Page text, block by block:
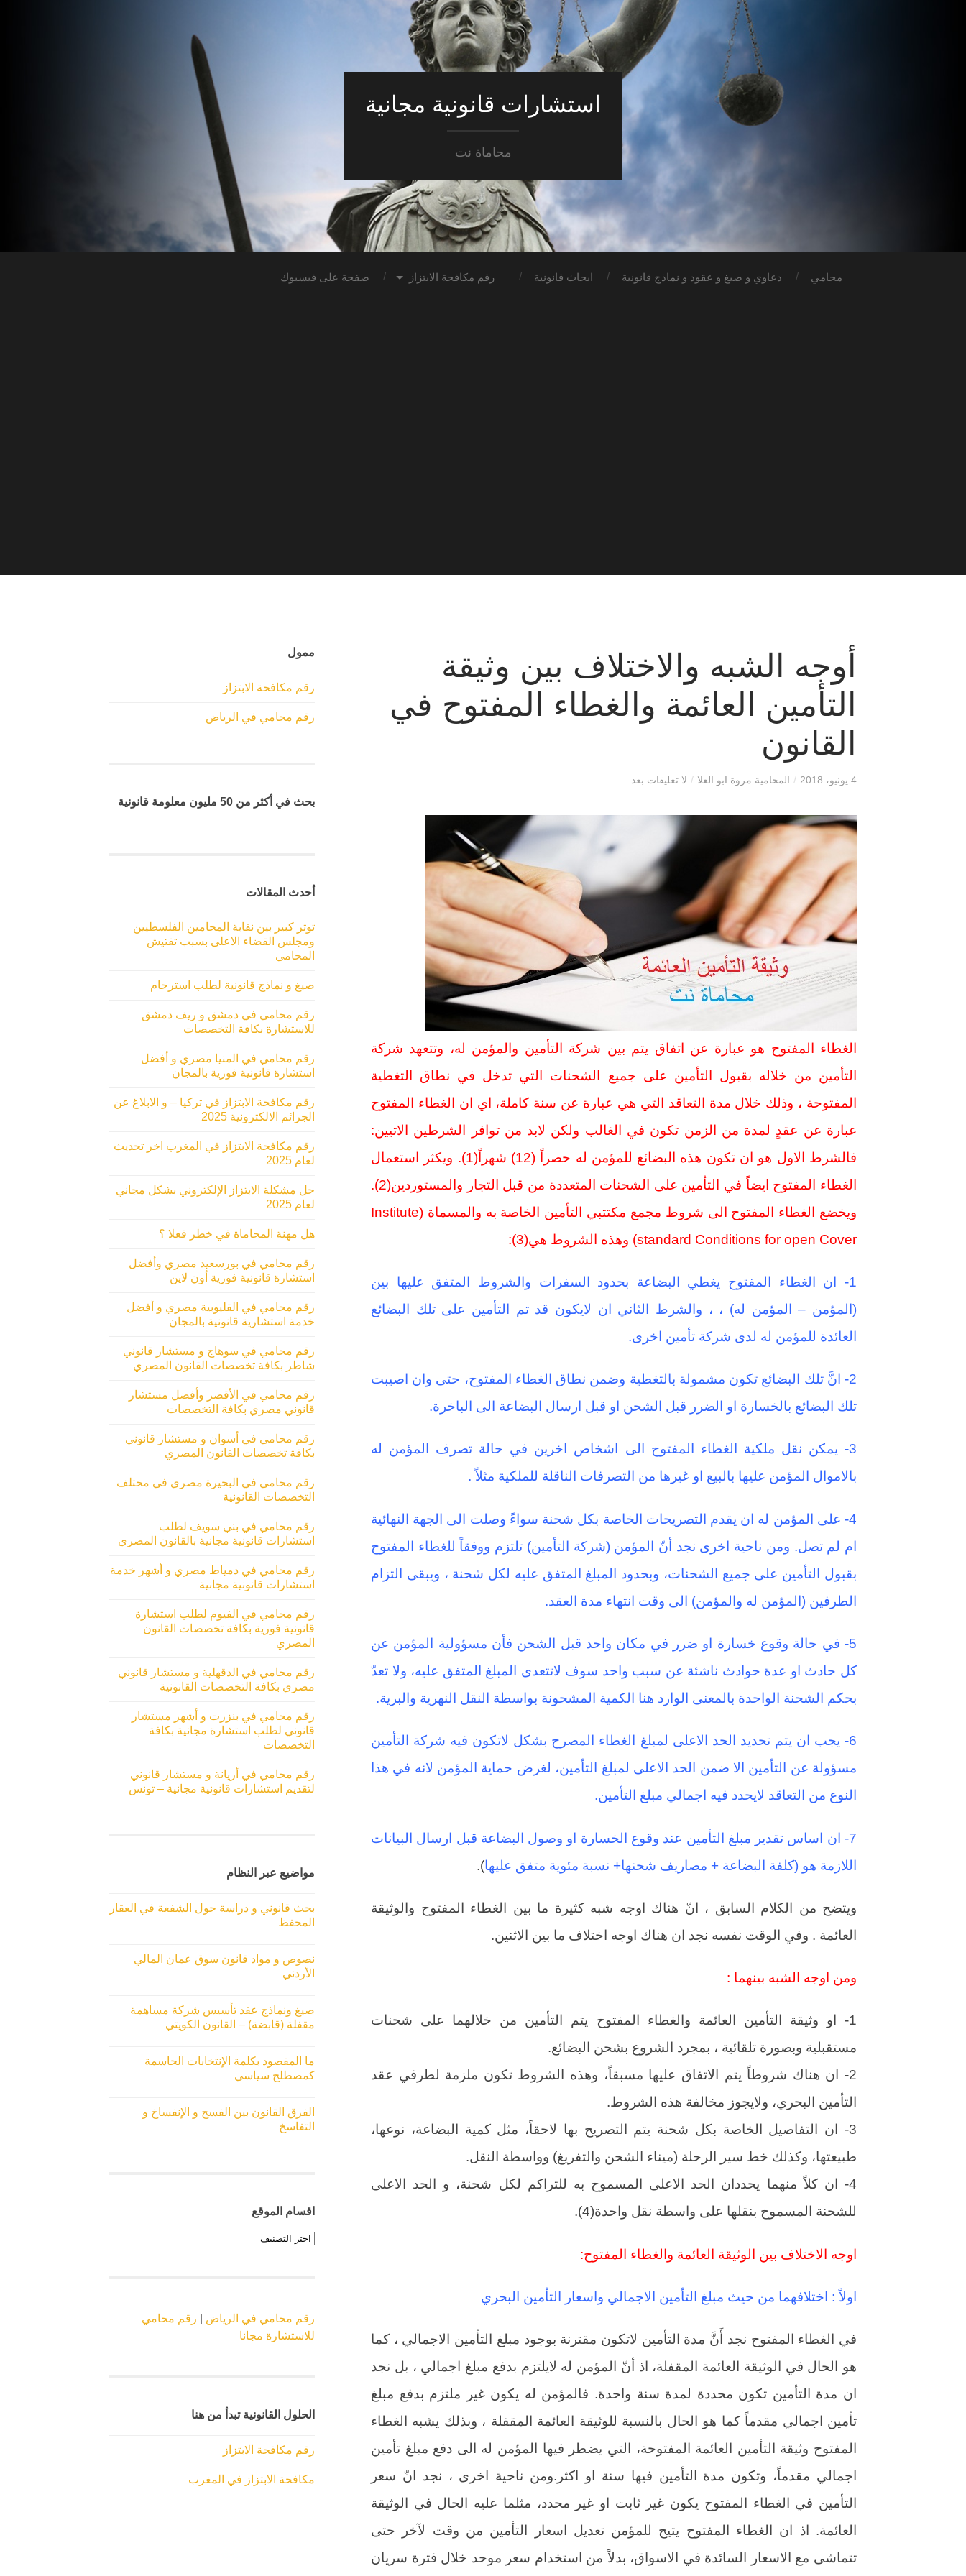
استشارات قانونية مجانية
محاماة نت
محامي دعاوي و صيغ و عقود و نماذج قانونية ابحاث قانونية رقم مكافحة الابتزاز صفحة على فيسبوك
أوجه الشبه والاختلاف بين وثيقة
التأمين العائمة والغطاء المفتوح في
القانون
4 يونيو، 2018 / المحامية مروة ابو العلا / لا تعليقات بعد
الغطاء المفتوح هو عبارة عن اتفاق يتم بين شركة التأمين والمؤمن له، وتتعهد شركة
التأمين من خلاله بقبول التأمين على جميع الشحنات التي تدخل في نطاق التغطية
المفتوحة ، وذلك خلال مدة التعاقد التي هي عبارة عن سنة كاملة، اي ان الغطاء المفتوح
عبارة عن عقدٍ لمدة من الزمن تكون في الغالب ولكن لابد من توافر الشرطين الاتيين:
فالشرط الاول هو ان تكون هذه البضائع للمؤمن له حصراً (12) شهراً(1). ويكثر استعمال
الغطاء المفتوح ايضاً في التأمين على الشحنات المتعددة من قبل التجار والمستوردين(2).
ويخضع الغطاء المفتوح الى شروط مجمع مكتتبي التأمين الخاصة به والمسماة (Institute
standard Conditions for open Cover) وهذه الشروط هي(3):
1- ان الغطاء المفتوح يغطي البضاعة بحدود السفرات والشروط المتفق عليها بين
(المؤمن – المؤمن له) ، ، والشرط الثاني ان لايكون قد تم التأمين على تلك البضائع
العائدة للمؤمن له لدى شركة تأمين اخرى.
2- انَّ تلك البضائع تكون مشمولة بالتغطية وضمن نطاق الغطاء المفتوح، حتى وان اصيبت
تلك البضائع بالخسارة او الضرر قبل الشحن او قبل ارسال البضاعة الى الباخرة.
3- يمكن نقل ملكية الغطاء المفتوح الى اشخاص اخرين في حالة تصرف المؤمن له
بالاموال المؤمن عليها بالبيع او غيرها من التصرفات الناقلة للملكية مثلاً .
4- على المؤمن له ان يقدم التصريحات الخاصة بكل شحنة سواءً وصلت الى الجهة النهائية
ام لم تصل. ومن ناحية اخرى نجد أنّ المؤمن (شركة التأمين) تلتزم ووفقاً للغطاء المفتوح
بقبول التأمين على جميع الشحنات، وبحدود المبلغ المتفق عليه لكل شحنة ، ويبقى التزام
الطرفين (المؤمن له والمؤمن) الى وقت انتهاء مدة العقد.
5- في حالة وقوع خسارة او ضرر في مكان واحد قبل الشحن فأن مسؤولية المؤمن عن
كل حادث او عدة حوادث ناشئة عن سبب واحد سوف لاتتعدى المبلغ المتفق عليه، ولا تعدّ
بحكم الشحنة الواحدة بالمعنى الوارد هنا الكمية المشحونة بواسطة النقل النهرية والبرية.
6- يجب ان يتم تحديد الحد الاعلى لمبلغ الغطاء المصرح بشكل لاتكون فيه شركة التأمين
مسؤولة عن التأمين الا ضمن الحد الاعلى لمبلغ التأمين، لغرض حماية المؤمن لانه في هذا
النوع من التعاقد لايحدد فيه اجمالي مبلغ التأمين.
7- ان اساس تقدير مبلغ التأمين عند وقوع الخسارة او وصول البضاعة قبل ارسال البيانات
اللازمة هو (كلفة البضاعة + مصاريف شحنها+ نسبة مئوية متفق عليها)
.
ويتضح من الكلام السابق ، انّ هناك اوجه شبه كثيرة ما بين الغطاء المفتوح والوثيقة
العائمة . وفي الوقت نفسه نجد ان هناك اوجه اختلاف ما بين الاثنين.
ومن اوجه الشبه بينهما :
1- او وثيقة التأمين العائمة والغطاء المفتوح يتم التأمين من خلالهما على شحنات
مستقبلية وبصورة تلقائية ، بمجرد الشروع بشحن البضائع.
2- ان هناك شروطاً يتم الاتفاق عليها مسبقاً، وهذه الشروط تكون ملزمة لطرفي عقد
التأمين البحري، ولايجوز مخالفة هذه الشروط.
3- ان التفاصيل الخاصة بكل شحنة يتم التصريح بها لاحقاً، مثل كمية البضاعة، نوعها،
طبيعتها، وكذلك خط سير الرحلة (ميناء الشحن والتفريغ) وواسطة النقل.
4- ان كلاً منهما يحددان الحد الاعلى المسموح به للتراكم لكل شحنة، و الحد الاعلى
للشحنة المسموح بنقلها على واسطة نقل واحدة(4).
اوجه الاختلاف بين الوثيقة العائمة والغطاء المفتوح:
اولاً : اختلافهما من حيث مبلغ التأمين الاجمالي واسعار التأمين البحري
في الغطاء المفتوح نجد أَنَّ مدة التأمين لاتكون مقترنة بوجود مبلغ التأمين الاجمالي ، كما
هو الحال في الوثيقة العائمة المقفلة، اذ أنّ المؤمن له لايلتزم بدفع مبلغ اجمالي ، بل نجد
ان مدة التأمين تكون محددة لمدة سنة واحدة. فالمؤمن له يكون غير ملتزم بدفع مبلغ
تأمين اجمالي مقدماً كما هو الحال بالنسبة للوثيقة العائمة المقفلة ، وبذلك يشبه الغطاء
المفتوح وثيقة التأمين العائمة المفتوحة، التي يضطر فيها المؤمن له الى دفع مبلغ تأمين
اجمالي مقدماً، وتكون مدة التأمين فيها سنة او اكثر.ومن ناحية اخرى ، نجد انّ سعر
التأمين في الغطاء المفتوح يكون غير ثابت او غير محدد، مثلما عليه الحال في الوثيقة
العائمة. اذ ان الغطاء المفتوح يتيح للمؤمن تعديل اسعار التأمين من وقت لآخر حتى
تتماشى مع الاسعار السائدة في الاسواق، بدلاً من استخدام سعر موحد خلال فترة سريان
ممول
رقم مكافحة الابتزاز
رقم محامي في الرياض
بحث في أكثر من 50 مليون معلومة قانونية
أحدث المقالات
توتر كبير بين نقابة المحامين الفلسطيين
ومجلس القضاء الاعلى بسبب تفتيش
المحامي
صيغ و نماذج قانونية لطلب استرحام
رقم محامي في دمشق و ريف دمشق
للاستشارة بكافة التخصصات
رقم محامي في المنيا مصري و أفضل
استشارة قانونية فورية بالمجان
رقم مكافحة الابتزاز في تركيا – و الابلاغ عن
الجرائم الالكترونية 2025
رقم مكافحة الابتزاز في المغرب اخر تحديث
لعام 2025
حل مشكلة الابتزاز الإلكتروني بشكل مجاني
لعام 2025
هل مهنة المحاماة في خطر فعلا ؟
رقم محامي في بورسعيد مصري وأفضل
استشارة قانونية فورية أون لاين
رقم محامي في القليوبية مصري و أفضل
خدمة استشارية قانونية بالمجان
رقم محامي في سوهاج و مستشار قانوني
شاطر بكافة تخصصات القانون المصري
رقم محامي في الأقصر وأفضل مستشار
قانوني مصري بكافة التخصصات
رقم محامي في أسوان و مستشار قانوني
بكافة تخصصات القانون المصري
رقم محامي في البحيرة مصري في مختلف
التخصصات القانونية
رقم محامي في بني سويف لطلب
استشارات قانونية مجانية بالقانون المصري
رقم محامي في دمياط مصري و أشهر خدمة
استشارات قانونية مجانية
رقم محامي في الفيوم لطلب استشارة
قانونية فورية بكافة تخصصات القانون
المصري
رقم محامي في الدقهلية و مستشار قانوني
مصري بكافة التخصصات القانونية
رقم محامي في بنزرت و أشهر مستشار
قانوني لطلب استشارة مجانية بكافة
التخصصات
رقم محامي في أريانة و مستشار قانوني
لتقديم استشارات قانونية مجانية – تونس
مواضيع عبر النظام
بحث قانوني و دراسة حول الشفعة في العقار
المحفظ
نصوص و مواد قانون سوق عمان المالي
الأردني
صيغ ونماذج عقد تأسيس شركة مساهمة
مقفلة (قابضة) – القانون الكويتي
ما المقصود بكلمة الإنتخابات الحاسمة
كمصطلح سياسي
الفرق القانون بين الفسح و الإنفساخ و
التفاسخ
اقسام الموقع
اقسام
الموقع
رقم محامي في الرياض
رقم محامي
للاستشارة مجانا
الحلول القانونية تبدأ من هنا
رقم مكافحة الابتزاز
مكافحة الابتزاز في المغرب